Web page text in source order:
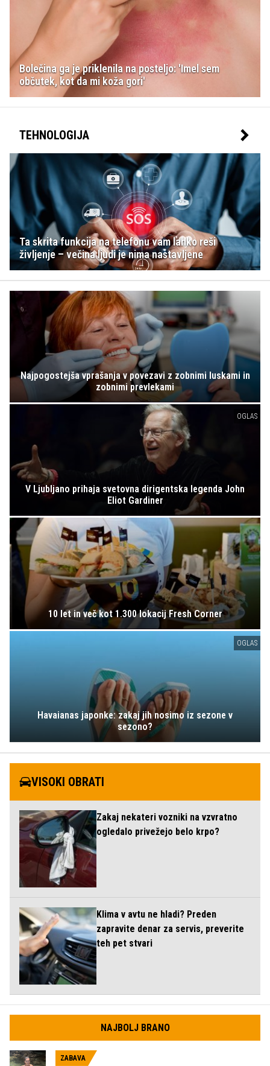
Bolečina ga je priklenila na posteljo: 'Imel sem
občutek, kot da mi koža gori'
TEHNOLOGIJA
Ta skrita funkcija na telefonu vam lahko reši
življenje – večina ljudi je nima nastavljene
Najpogostejša vprašanja v povezavi z zobnimi luskami in
zobnimi prevlekami
OGLAS
V Ljubljano prihaja svetovna dirigentska legenda John
Eliot Gardiner
10 let in več kot 1.300 lokacij Fresh Corner
OGLAS
Havaianas japonke: zakaj jih nosimo iz sezone v
sezono?
VISOKI OBRATI
Zakaj nekateri vozniki na vzvratno
ogledalo privežejo belo krpo?
Klima v avtu ne hladi? Preden
zapravite denar za servis, preverite
teh pet stvari
NAJBOLJ BRANO
ZABAVA